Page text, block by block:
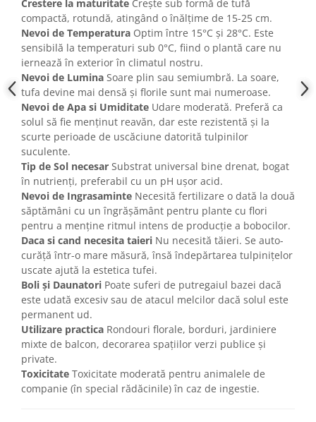
Crestere la maturitate Crește sub formă de tufă
compactă, rotundă, atingând o înălțime de 15-25 cm.
Nevoi de Temperatura Optim între 15°C și 28°C. Este
sensibilă la temperaturi sub 0°C, fiind o plantă care nu
iernează în exterior în climatul nostru.
Nevoi de Lumina Soare plin sau semiumbră. La soare,
tufa devine mai densă și florile sunt mai numeroase.
Nevoi de Apa si Umiditate Udare moderată. Preferă ca
solul să fie menținut reavăn, dar este rezistentă și la
scurte perioade de uscăciune datorită tulpinilor
suculente.
Tip de Sol necesar Substrat universal bine drenat, bogat
în nutrienți, preferabil cu un pH ușor acid.
Nevoi de Ingrasaminte Necesită fertilizare o dată la două
săptămâni cu un îngrășământ pentru plante cu flori
pentru a menține ritmul intens de producție a bobocilor.
Daca si cand necesita taieri Nu necesită tăieri. Se auto-
curăță într-o mare măsură, însă îndepărtarea tulpinițelor
uscate ajută la estetica tufei.
Boli și Daunatori Poate suferi de putregaiul bazei dacă
este udată excesiv sau de atacul melcilor dacă solul este
permanent ud.
Utilizare practica Rondouri florale, borduri, jardiniere
mixte de balcon, decorarea spațiilor verzi publice și
private.
Toxicitate Toxicitate moderată pentru animalele de
companie (în special rădăcinile) în caz de ingestie.